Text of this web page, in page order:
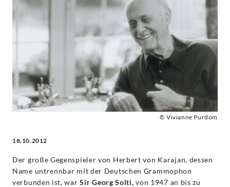
Sir
Georg
Solti
Sir
Georg
Solti
© Vivianne Purdom
18.10.2012
Der große Gegenspieler von Herbert von Karajan, dessen
Name untrennbar mit der Deutschen Grammophon
verbunden ist, warSir Georg Solti, von 1947 an bis zu